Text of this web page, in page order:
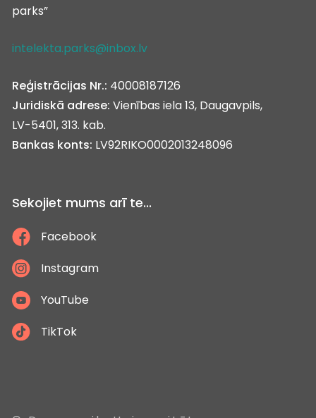
parks”
intelekta.parks@inbox.lv
Reģistrācijas Nr.: 40008187126
Juridiskā adrese: Vienības iela 13, Daugavpils,
LV-5401, 313. kab.
Bankas konts: LV92RIKO0002013248096
Sekojiet mums arī te...
Facebook
Instagram
YouTube
TikTok